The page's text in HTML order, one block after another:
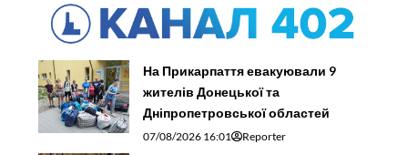
На Прикарпаття евакуювали 9
жителів Донецької та
Дніпропетровської областей
07/08/2026 16:01 Reporter